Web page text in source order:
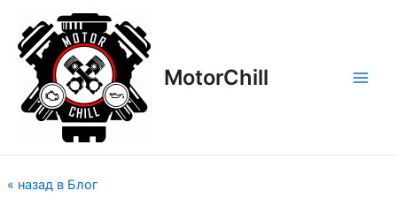
содержимому
MotorСhill
« назад в Блог
по
записям